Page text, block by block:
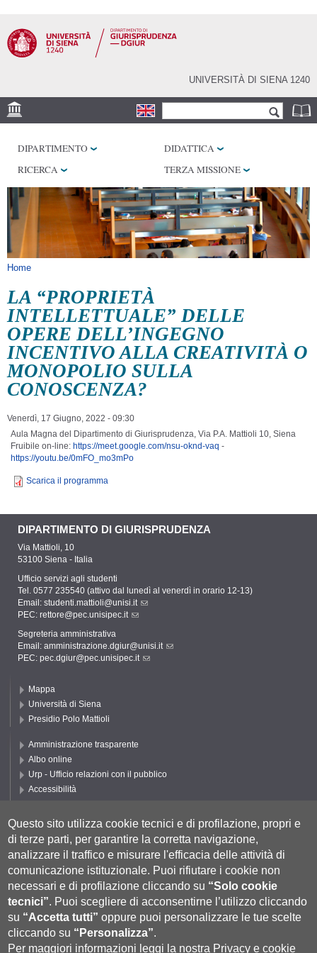
contenuto
principale
UNIVERSITÀ DI SIENA 1240
Form di ricerca
BIBLIOTECHE
SERVIZI
DIPARTIMENTO
DIDATTICA
RICERCA
TERZA MISSIONE
Tu sei qui
Home
LA “PROPRIETÀ
INTELLETTUALE” DELLE
OPERE DELL’INGEGNO
INCENTIVO ALLA CREATIVITÀ O
MONOPOLIO SULLA
CONOSCENZA?
Venerdì, 17 Giugno, 2022 - 09:30
Aula Magna del Dipartimento di Giurisprudenza, Via P.A. Mattioli 10, Siena
Fruibile on-line: https://meet.google.com/nsu-oknd-vaq -
https://youtu.be/0mFO_mo3mPo
Scarica il programma
DIPARTIMENTO DI GIURISPRUDENZA
Via Mattioli, 10
53100 Siena - Italia
Ufficio servizi agli studenti
Tel. 0577 235540 (attivo dal lunedì al venerdì in orario 12-13)
Email: studenti.mattioli@unisi.it
PEC: rettore@pec.unisipec.it
Segreteria amministrativa
Email: amministrazione.dgiur@unisi.it
PEC: pec.dgiur@pec.unisipec.it
Mappa
Università di Siena
Presidio Polo Mattioli
Amministrazione trasparente
Albo online
Urp - Ufficio relazioni con il pubblico
Accessibilità
Cookie settings
Segui UNISI
Questo sito utilizza cookie tecnici e di profilazione, propri e
di terze parti, per garantire la corretta navigazione,
analizzare il traffico e misurare l'efficacia delle attività di
comunicazione istituzionale. Puoi rifiutare i cookie non
necessari e di profilazione cliccando su “Solo cookie
tecnici”. Puoi scegliere di acconsentirne l’utilizzo cliccando
su “Accetta tutti” oppure puoi personalizzare le tue scelte
cliccando su “Personalizza”.
Per maggiori informazioni leggi la nostra Privacy e cookie